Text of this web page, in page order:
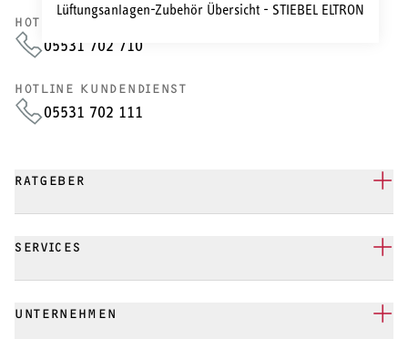
Lüftungsanlagen-Zubehör Übersicht - STIEBEL ELTRON
HOTLINE VERTRIEB
05531 702 710
HOTLINE KUNDENDIENST
05531 702 111
RATGEBER
SERVICES
UNTERNEHMEN